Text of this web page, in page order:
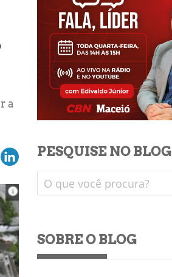
a
PESQUISE NO BLOG
SOBRE O BLOG